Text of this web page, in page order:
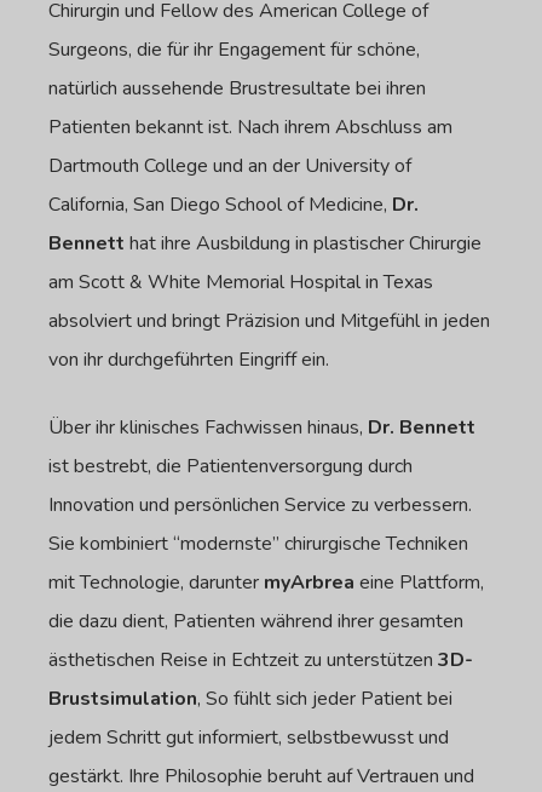
Chirurgin und Fellow des American College of
Surgeons, die für ihr Engagement für schöne,
natürlich aussehende Brustresultate bei ihren
Patienten bekannt ist. Nach ihrem Abschluss am
Dartmouth College und an der University of
California, San Diego School of Medicine, Dr.
Bennett hat ihre Ausbildung in plastischer Chirurgie
am Scott & White Memorial Hospital in Texas
absolviert und bringt Präzision und Mitgefühl in jeden
von ihr durchgeführten Eingriff ein.
Über ihr klinisches Fachwissen hinaus, Dr. Bennett
ist bestrebt, die Patientenversorgung durch
Innovation und persönlichen Service zu verbessern.
Sie kombiniert “modernste” chirurgische Techniken
mit Technologie, darunter myArbrea eine Plattform,
die dazu dient, Patienten während ihrer gesamten
ästhetischen Reise in Echtzeit zu unterstützen3D-
Brustsimulation, So fühlt sich jeder Patient bei
jedem Schritt gut informiert, selbstbewusst und
gestärkt. Ihre Philosophie beruht auf Vertrauen und